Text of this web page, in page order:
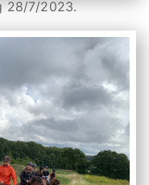
28/7/2023.